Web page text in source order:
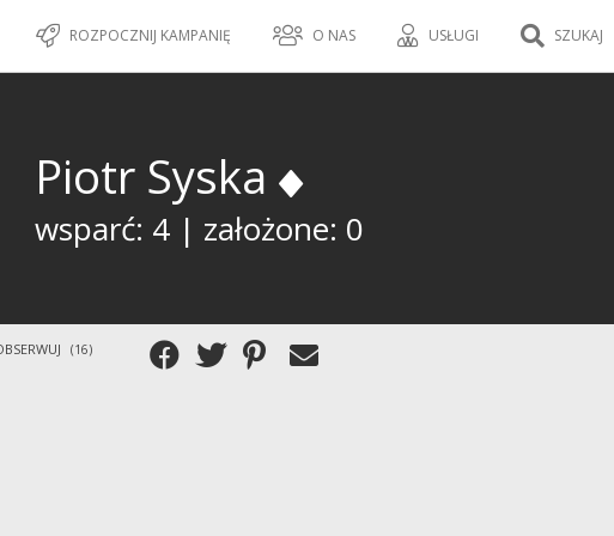
ROZPOCZNIJ KAMPANIĘ O NAS USŁUGI SZUKAJ
Piotr Syska
wsparć: 4 | założone: 0
(16)